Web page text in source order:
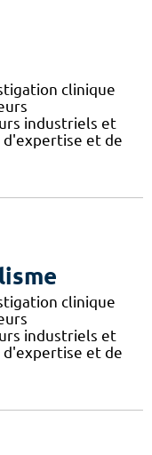
clinique
industriels et
et de
clinique
industriels et
et de